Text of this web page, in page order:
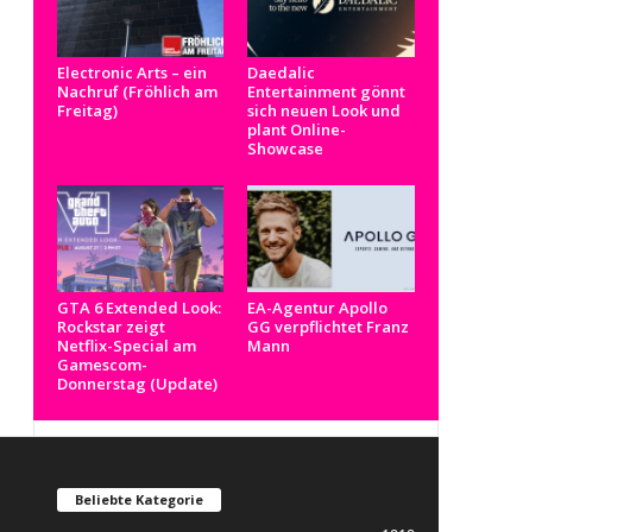
Electronic Arts – ein
Nachruf (Fröhlich am
Freitag)
Daedalic
Entertainment gönnt
sich neuen Look und
plant Online-
Showcase
GTA 6 Extended Look:
Rockstar zeigt
Netflix-Special am
Gamescom-
Donnerstag (Update)
EA-Agentur Apollo
GG verpflichtet Franz
Mann
Beliebte Kategorie